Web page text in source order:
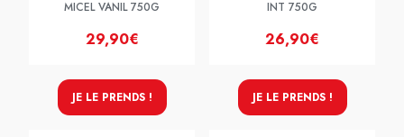
MICEL VANIL 750G
29,90€
JE LE PRENDS !
INT 750G
26,90€
JE LE PRENDS !